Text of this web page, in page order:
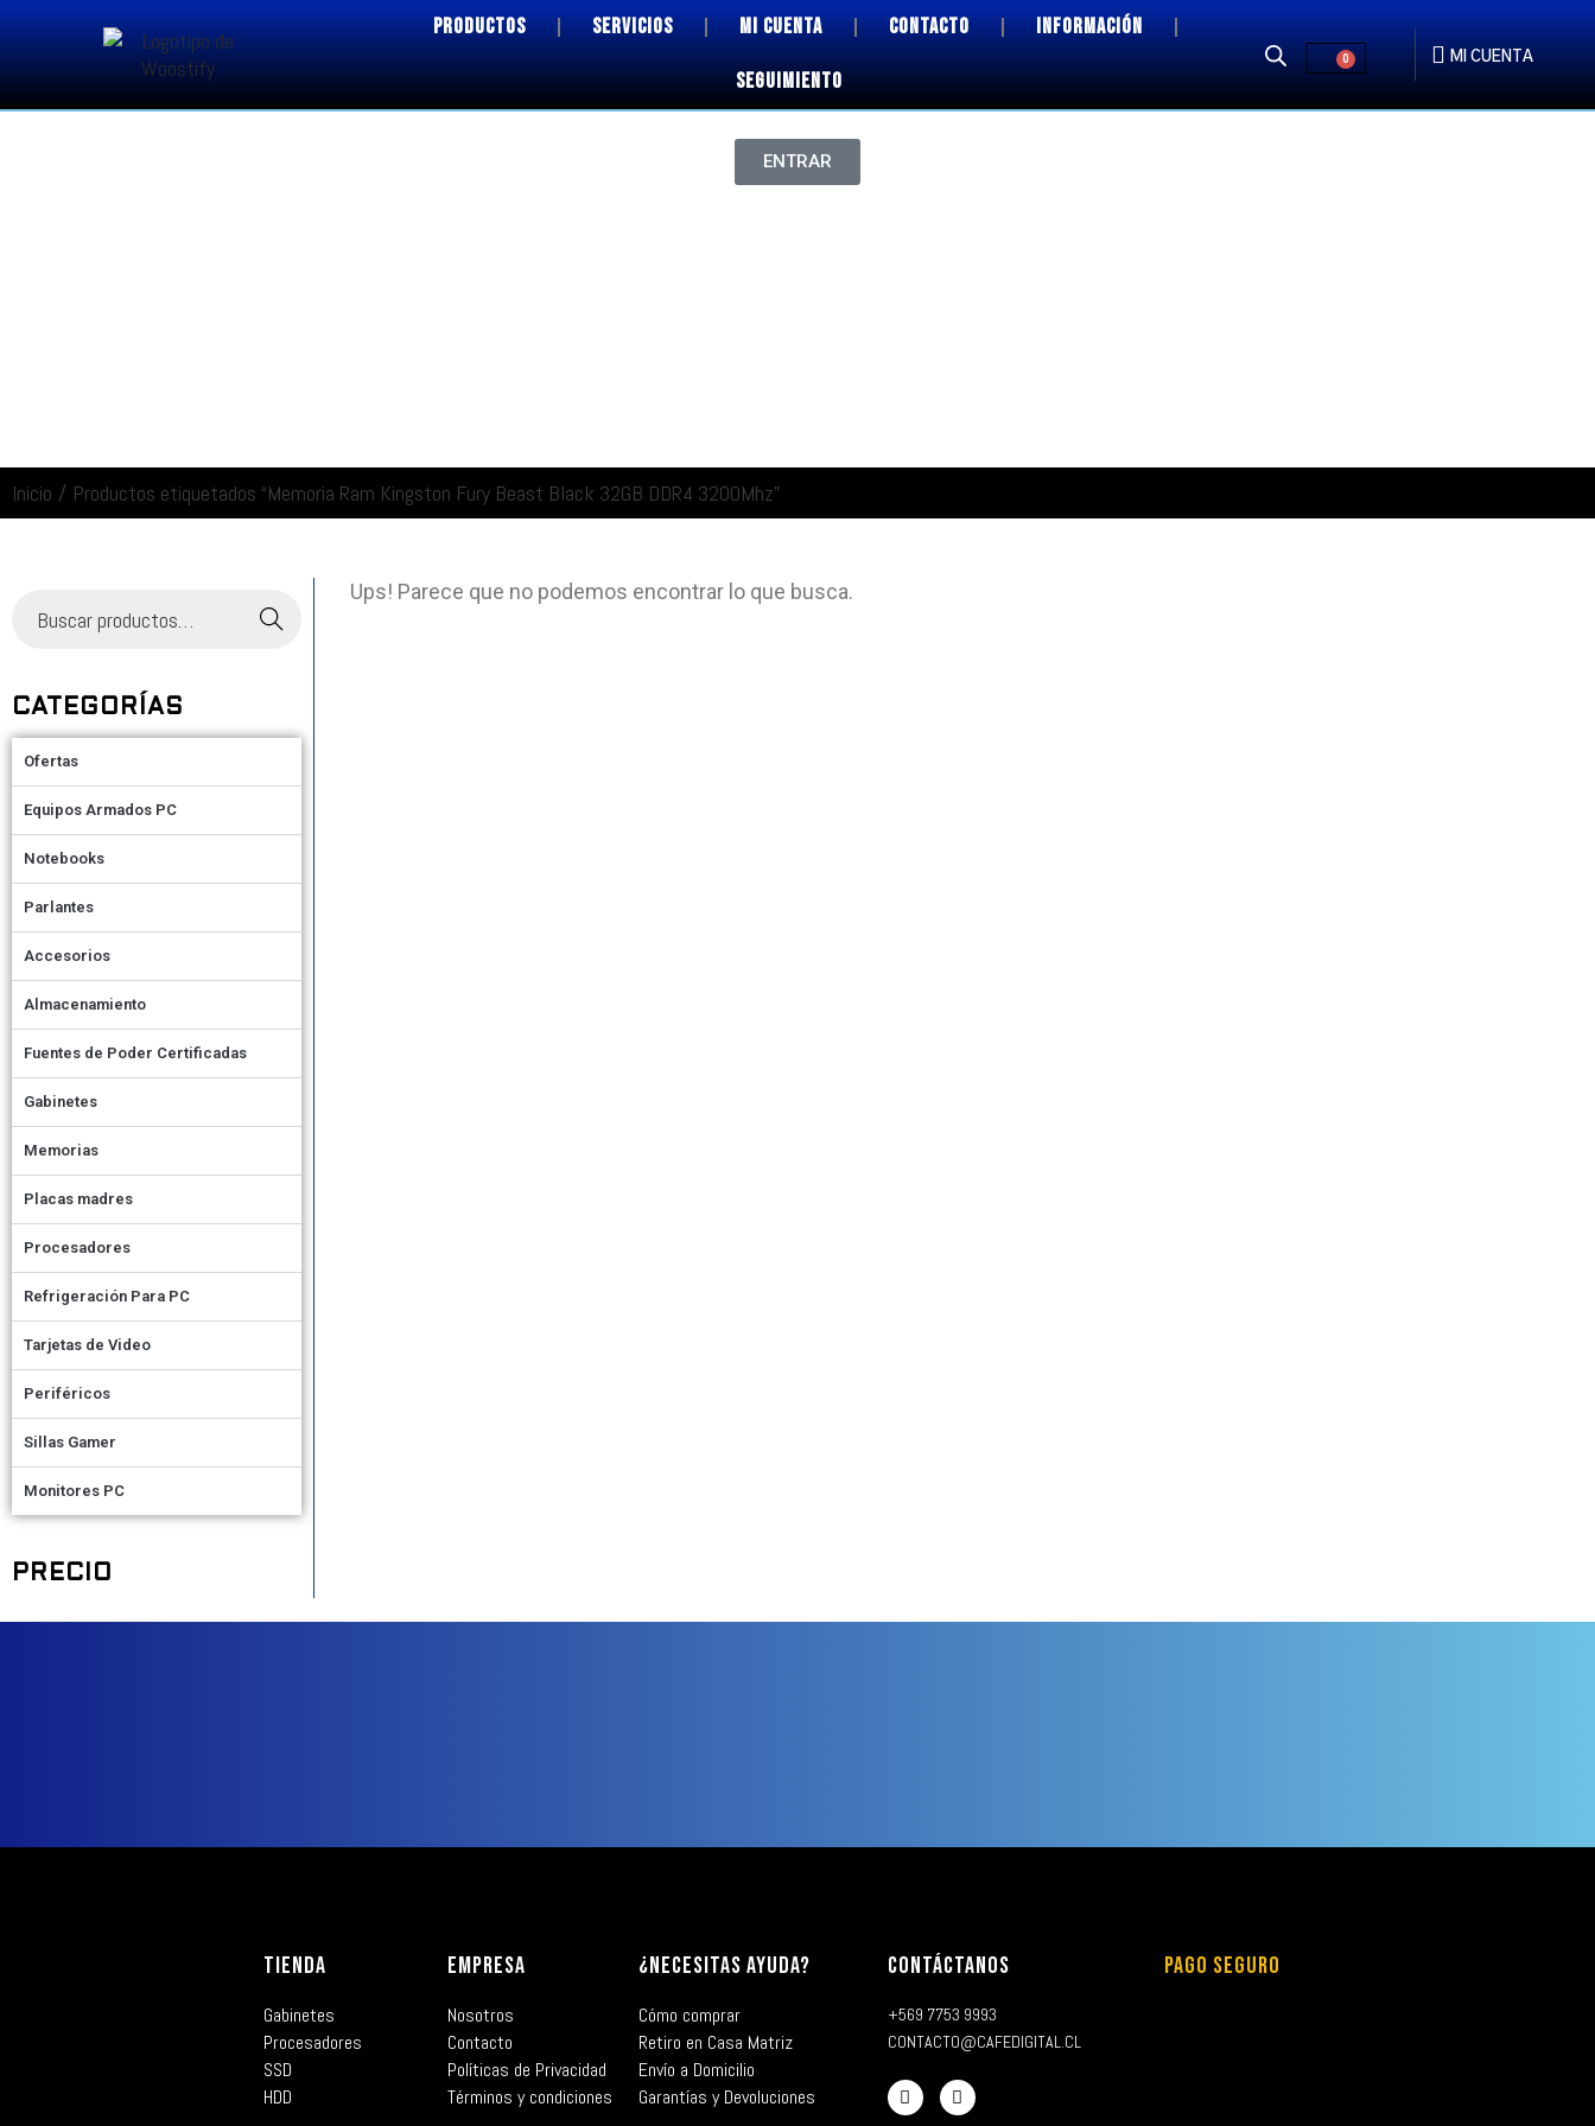
PRODUCTOS SERVICIOS MI CUENTA CONTACTO INFORMACIÓN
SEGUIMIENTO
0 MI CUENTA
ENTRAR
Inicio / Productos etiquetados “Memoria Ram Kingston Fury Beast Black 32GB DDR4 3200Mhz”
Buscar
CATEGORÍAS
Ofertas
Equipos Armados PC
Notebooks
Parlantes
Accesorios
Almacenamiento
Fuentes de Poder Certificadas
Gabinetes
Memorias
Placas madres
Procesadores
Refrigeración Para PC
Tarjetas de Video
Periféricos
Sillas Gamer
Monitores PC
PRECIO
Ups! Parece que no podemos encontrar lo que busca.
TIENDA
Gabinetes
Procesadores
SSD
HDD
EMPRESA
Nosotros
Contacto
Políticas de Privacidad
Términos y condiciones
¿NECESITAS AYUDA?
Cómo comprar
Retiro en Casa Matriz
Envío a Domicilio
Garantías y Devoluciones
CONTÁCTANOS
+569 7753 9993
CONTACTO@CAFEDIGITAL.CL
PAGO SEGURO